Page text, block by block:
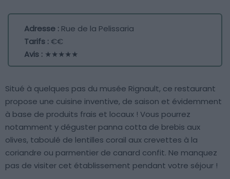
Adresse : Rue de la Pelissaria
Tarifs :€€
Avis : ★★★★★
Situé à quelques pas du musée Rignault, ce restaurant
propose une cuisine inventive, de saison et évidemment
à base de produits frais et locaux ! Vous pourrez
notamment y déguster panna cotta de brebis aux
olives, taboulé de lentilles corail aux crevettes à la
coriandre ou parmentier de canard confit. Ne manquez
pas de visiter cet établissement pendant votre séjour !